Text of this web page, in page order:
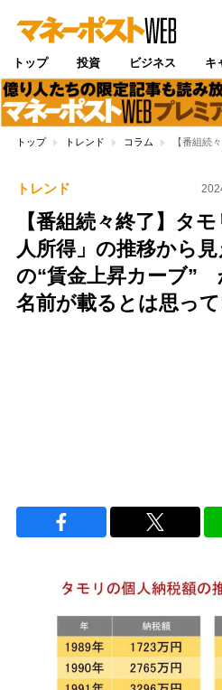
トップ 投資 ビジネス キ
トップ トレンド コラム 【番組続
トレンド
【番組続々終了】タ
人所得」の推移から
の“賃金上昇カーブ”
名前が載るとは思って